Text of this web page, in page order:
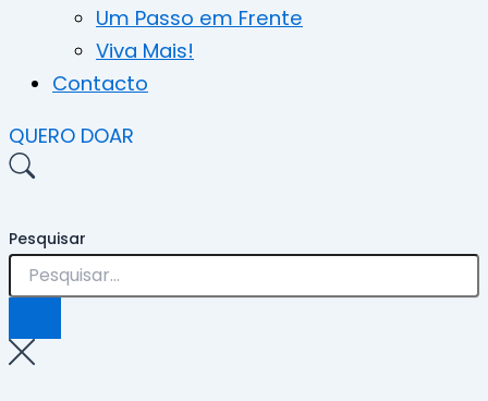
Um Passo em Frente
Viva Mais!
Contacto
QUERO DOAR
Pesquisar